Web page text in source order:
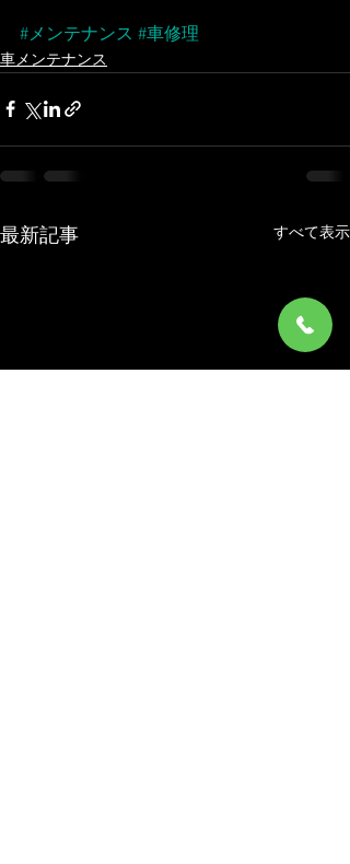
#メンテナンス #車修理
車メンテナンス
最新記事 すべて表示